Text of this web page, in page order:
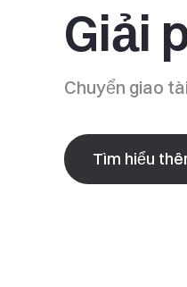
Giải
Chuyển giao
Tìm hiểu